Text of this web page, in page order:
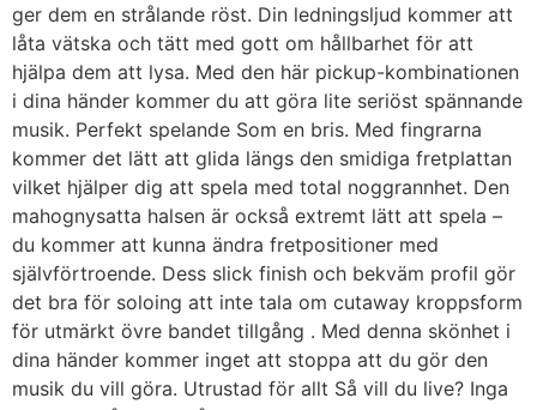
ger dem en strålande röst. Din ledningsljud kommer att
låta vätska och tätt med gott om hållbarhet för att
hjälpa dem att lysa. Med den här pickup-kombinationen
i dina händer kommer du att göra lite seriöst spännande
musik. Perfekt spelande Som en bris. Med fingrarna
kommer det lätt att glida längs den smidiga fretplattan
vilket hjälper dig att spela med total noggrannhet. Den
mahognysatta halsen är också extremt lätt att spela –
du kommer att kunna ändra fretpositioner med
självförtroende. Dess slick finish och bekväm profil gör
det bra för soloing att inte tala om cutaway kroppsform
för utmärkt övre bandet tillgång . Med denna skönhet i
dina händer kommer inget att stoppa att du gör den
musik du vill göra. Utrustad för allt Så vill du live? Inga